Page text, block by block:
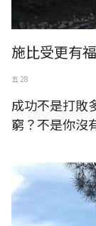
施比受更有福
五 28
成功不是打敗
窮？不是你沒
日本。奈良。大兴